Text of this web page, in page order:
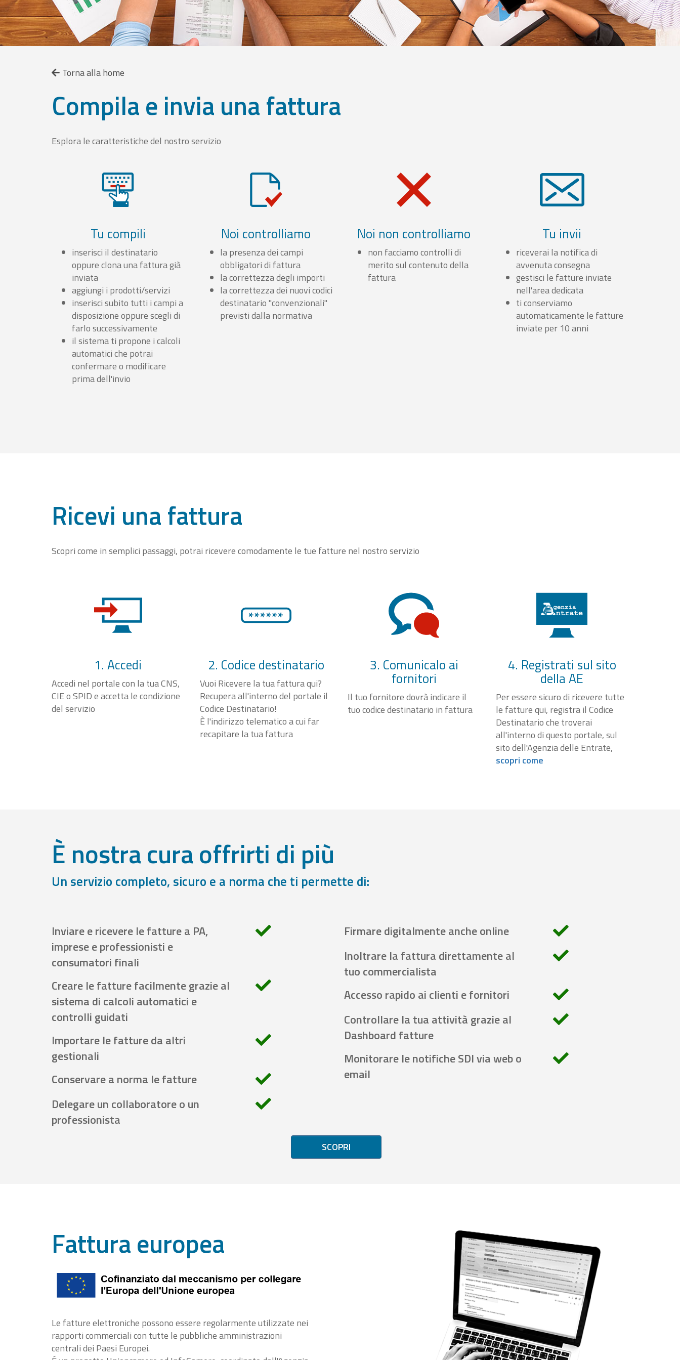
Torna alla home
Compila e invia una fattura
Esplora le caratteristiche del nostro servizio
Tu compili
inserisci il destinatario
oppure clona una fattura già
inviata
aggiungi i prodotti/servizi
inserisci subito tutti i campi a
disposizione oppure scegli di
farlo successivamente
il sistema ti propone i calcoli
automatici che potrai
confermare o modificare
prima dell'invio
Noi controlliamo
la presenza dei campi
obbligatori di fattura
la correttezza degli importi
la correttezza dei nuovi codici
destinatario "convenzionali"
previsti dalla normativa
Noi non controlliamo
non facciamo controlli di
merito sul contenuto della
fattura
Tu invii
riceverai la notifica di
avvenuta consegna
gestisci le fatture inviate
nell'area dedicata
ti conserviamo
automaticamente le fatture
inviate per 10 anni
Ricevi una fattura
Scopri come in semplici passaggi, potrai ricevere comodamente le tue fatture nel nostro servizio
1. Accedi
Accedi nel portale con la tua CNS,
CIE o SPID e accetta le condizione
del servizio
2. Codice destinatario
Vuoi Ricevere la tua fattura qui?
Recupera all'interno del portale il
Codice Destinatario!
È l'indirizzo telematico a cui far
recapitare la tua fattura
3. Comunicalo ai
fornitori
Il tuo fornitore dovrà indicare il
tuo codice destinatario in fattura
4. Registrati sul sito
della AE
Per essere sicuro di ricevere tutte
le fatture qui, registra il Codice
Destinatario che troverai
all'interno di questo portale, sul
sito dell'Agenzia delle Entrate,
scopri come
È nostra cura offrirti di più
Un servizio completo, sicuro e a norma che ti permette di:
Inviare e ricevere le fatture a PA,
imprese e professionisti e
consumatori finali
Creare le fatture facilmente grazie al
sistema di calcoli automatici e
controlli guidati
Importare le fatture da altri
gestionali
Conservare a norma le fatture
Delegare un collaboratore o un
professionista
Firmare digitalmente anche online
Inoltrare la fattura direttamente al
tuo commercialista
Accesso rapido ai clienti e fornitori
Controllare la tua attività grazie al
Dashboard fatture
Monitorare le notifiche SDI via web o
email
SCOPRI
Fattura europea
Le fatture elettroniche possono essere regolarmente utilizzate nei
rapporti commerciali con tutte le pubbliche amministrazioni
centrali dei Paesi Europei.